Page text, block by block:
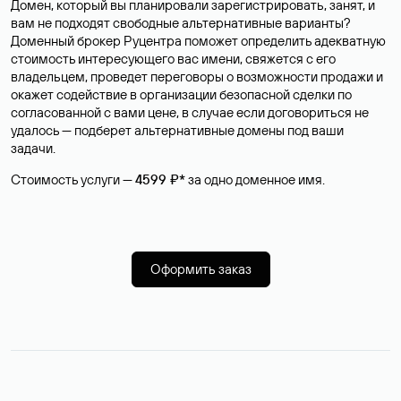
Домен, который вы планировали зарегистрировать, занят, и
вам не подходят свободные альтернативные варианты?
Доменный брокер Руцентра поможет определить адекватную
стоимость интересующего вас имени, свяжется с его
владельцем, проведет переговоры о возможности продажи и
окажет содействие в организации безопасной сделки по
согласованной с вами цене, в случае если договориться не
удалось — подберет альтернативные домены под ваши
задачи.
Стоимость услуги —4599 ₽*за одно доменное имя.
Оформить заказ